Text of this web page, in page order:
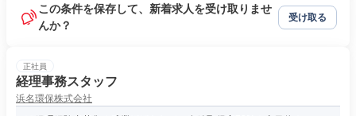
この条件を保存して、新着求人を受け取りませ
んか？
受け取る
正社員
経理事務スタッフ
浜名環保株式会社